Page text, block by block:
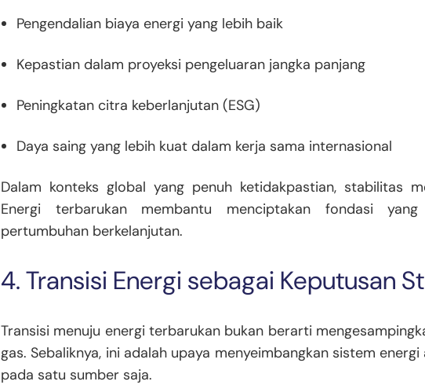
Pengendalian biaya energi yang lebih baik
Kepastian dalam proyeksi pengeluaran jangka panjang
Peningkatan citra keberlanjutan (ESG)
Daya saing yang lebih kuat dalam kerja sama internasional
Dalam konteks global yang penuh ketidakpastian, stabilitas
Energi terbarukan membantu menciptakan fondasi
pertumbuhan berkelanjutan.
4. Transisi Energi sebagai Keputusan
Transisi menuju energi terbarukan bukan berarti
gas. Sebaliknya, ini adalah upaya menyeimbangkan sistem
pada satu sumber saja.